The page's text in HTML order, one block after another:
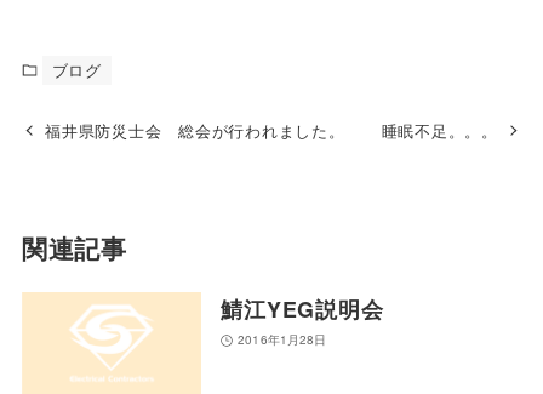
ブログ
福井県防災士会 総会が行われました。 睡眠不足。。。
関連記事
鯖江YEG説明会
2016年1月28日